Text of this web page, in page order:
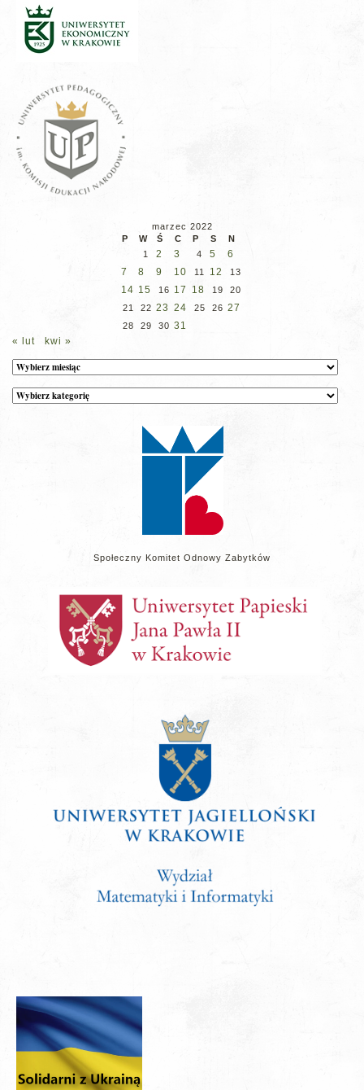
marzec 2022
P
W Ś C P S
N
1
2 3 4 5
6
7
8 9 10 11 12 13
14 15 16 17 18 19
20
21
22 23 24 25 26 27
28 29 30 31
« lut
kwi »
Archiwum
Kategorie
wpisów
Społeczny Komitet Odnowy Zabytków